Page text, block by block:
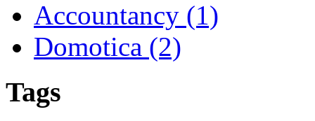
Accountancy (1)
Domotica (2)
Tags